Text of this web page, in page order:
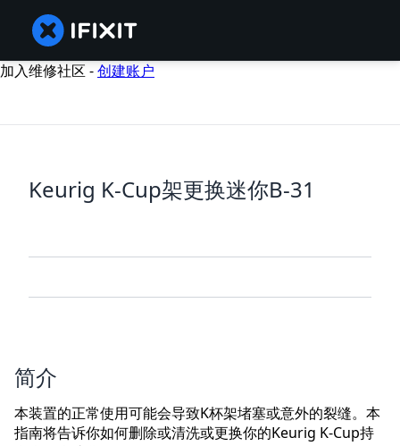
加入维修社区 -创建账户
Keurig K-Cup架更换迷你B-31
简介
本装置的正常使用可能会导致K杯架堵塞或意外的裂缝。本
指南将告诉你如何删除或清洗或更换你的Keurig K-Cup持